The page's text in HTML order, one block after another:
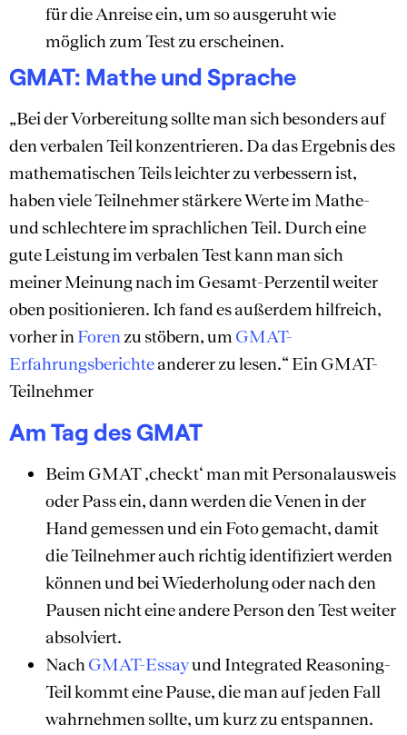
für die Anreise ein, um so ausgeruht wie
möglich zum Test zu erscheinen.
GMAT: Mathe und Sprache
„Bei der Vorbereitung sollte man sich besonders auf
den verbalen Teil konzentrieren. Da das Ergebnis des
mathematischen Teils leichter zu verbessern ist,
haben viele Teilnehmer stärkere Werte im Mathe-
und schlechtere im sprachlichen Teil. Durch eine
gute Leistung im verbalen Test kann man sich
meiner Meinung nach im Gesamt-Perzentil weiter
oben positionieren. Ich fand es außerdem hilfreich,
vorher in Foren zu stöbern, um GMAT-
Erfahrungsberichteanderer zu lesen.“ Ein GMAT-
Teilnehmer
Am Tag des GMAT
Beim GMAT ‚checkt‘ man mit Personalausweis
oder Pass ein, dann werden die Venen in der
Hand gemessen und ein Foto gemacht, damit
die Teilnehmer auch richtig identifiziert werden
können und bei Wiederholung oder nach den
Pausen nicht eine andere Person den Test weiter
absolviert.
NachGMAT-Essayund Integrated Reasoning-
Teil kommt eine Pause, die man auf jeden Fall
wahrnehmen sollte, um kurz zu entspannen.